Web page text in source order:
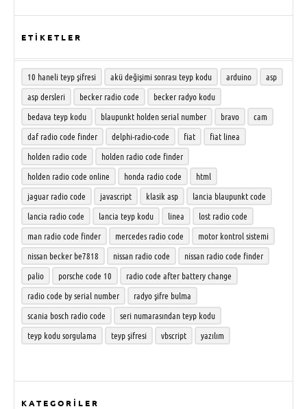
ETİKETLER
10 haneli teyp şifresi akü değişimi sonrası teyp kodu arduino
asp
asp dersleri
becker radio code
becker radyo kodu
bedava teyp kodu
blaupunkt holden serial number bravo
cam
daf radio code finder
delphi-radio-code fiat
fiat linea
holden radio code
holden radio code finder
holden radio code online
honda radio code
html
jaguar radio code
javascript klasik asp
lancia blaupunkt code
lancia radio code
lancia teyp kodu linea
lost radio code
man radio code finder
mercedes radio code
motor kontrol sistemi
nissan becker be7818
nissan radio code
nissan radio code finder
palio
porsche code 10
radio code after battery change
radio code by serial number
radyo şifre bulma
scania bosch radio code
seri numarasından teyp kodu
teyp kodu sorgulama
teyp şifresi vbscript yazılım
KATEGORILER